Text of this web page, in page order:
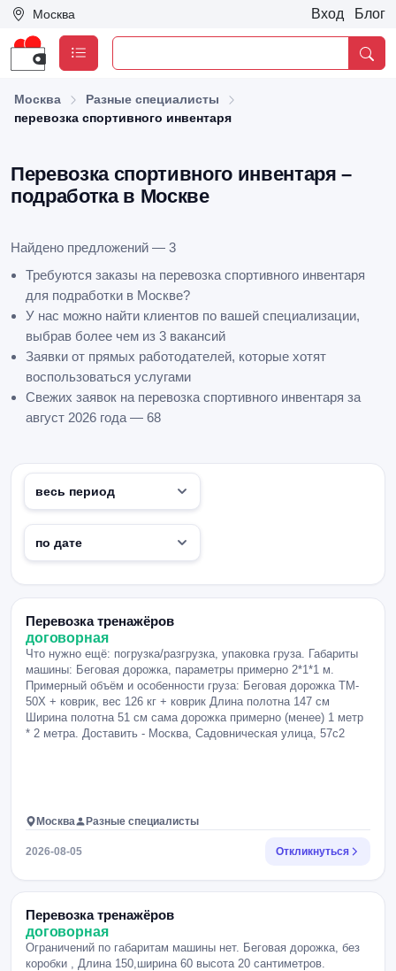
Москва Вход Блог
Москва
Разные специалисты
перевозка спортивного инвентаря
Перевозка спортивного инвентаря –
подработка в Москве
Найдено предложений — 3
Требуются заказы на перевозка спортивного инвентаря
для подработки в Москве?
У нас можно найти клиентов по вашей специализации,
выбрав более чем из 3 вакансий
Заявки от прямых работодателей, которые хотят
воспользоваться услугами
Свежих заявок на перевозка спортивного инвентаря за
август 2026 года — 68
Перевозка тренажёров
договорная
Что нужно ещё: погрузка/разгрузка, упаковка груза. Габариты
машины: Беговая дорожка, параметры примерно 2*1*1 м.
Примерный объём и особенности груза: Беговая дорожка TM-
50X + коврик, вес 126 кг + коврик Длина полотна 147 см
Ширина полотна 51 см сама дорожка примерно (менее) 1 метр
* 2 метра. Доставить - Москва, Садовническая улица, 57с2
Москва Разные специалисты
2026-08-05 Откликнуться
Перевозка тренажёров
договорная
Ограничений по габаритам машины нет. Беговая дорожка, без
коробки , Длина 150,ширина 60 высота 20 сантиметров.